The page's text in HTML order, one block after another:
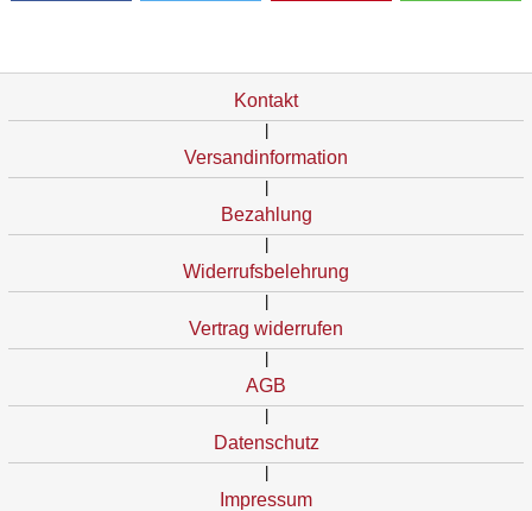
Kontakt
Versandinformation
Bezahlung
Widerrufsbelehrung
Vertrag widerrufen
AGB
Datenschutz
Impressum